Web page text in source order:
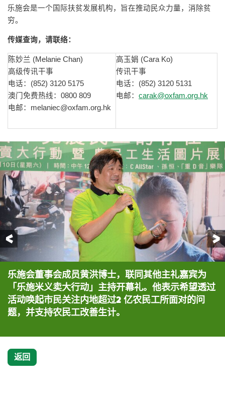
乐施会是一个国际扶贫发展机构，旨在推动民众力量，消除贫
穷。
传媒查询，请联络：
陈妙兰 (Melanie Chan)
高级传讯干事
电话：(852) 3120 5175
澳门免费热线：0800 809
电邮： melaniec@oxfam.org.hk
高玉娟 (Cara Ko)
传讯干事
电话：(852) 3120 5131
电邮： carak@oxfam.org.hk
前一页
乐施会董事会成员黄洪博士，联同其他主礼嘉宾为
「乐施米义卖大行动」主持开幕礼。他表示希望透过
活动唤起市民关注内地超过2 亿农民工所面对的问
题，并支持农民工改善生计。
在开幕礼上，乐施大使C AllStar演绎《家书》。
活动嘉宾孙恒先生(右一)及「重D音」乐队在开幕礼
上表演其原创音乐，唱出很多农民工及新工人的心
声。
乐施大使C AllStar (前排)与活动嘉宾孙恒先生(后
排右一) 及「重D音」乐队其中一位成员(后排左一)一
起呼吁市民支持乐施米义卖活动，以协助内地的农民
工改善生活。
主礼嘉宾在「放大镜」下看到农民工在住房、生计、
子女教育、社区网络、劳动权益、工伤赔偿等各方面
所面对的问题。
(前排右至左) 乐施大使C AllStar、乐施会筹款及
传讯总监萧美娟女士、活动嘉宾孙恒先生、乐施会董
事会成员黄洪博士，以及「重D音」乐队与其他嘉宾
合照。
乐施大使C AllStar呼吁市民购买每包20元的乐施
米，支持农民工家庭改善生计。
乐施大使C AllStar(中)、乐施会筹款及传讯总监萧
美娟女士(右一)与嘉宾在义卖乐施米摊位合照。
返回